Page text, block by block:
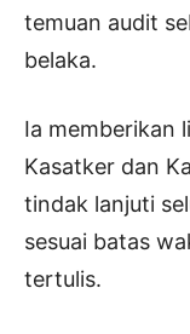
temuan audit
belaka.
Ia memberikan
Kasatker dan
tindak lanjuti
sesuai batas
tertulis.